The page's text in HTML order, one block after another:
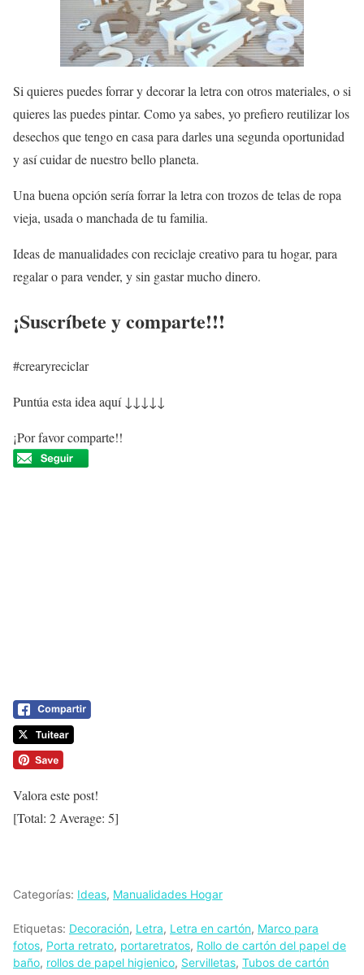
Si quieres puedes forrar y decorar la letra con otros materiales, o si
quieres las puedes pintar. Como ya sabes, yo prefiero reutilizar los
desechos que tengo en casa para darles una segunda oportunidad
y así cuidar de nuestro bello planeta.
Una buena opción sería forrar la letra con trozos de telas de ropa
vieja, usada o manchada de tu familia.
Ideas de manualidades con reciclaje creativo para tu hogar, para
regalar o para vender, y sin gastar mucho dinero.
¡Suscríbete y comparte!!!
#crearyreciclar
Puntúa esta idea aquí ↓↓↓↓↓
¡Por favor comparte!!
Valora este post!
[Total: 2 Average: 5]
Categorías: Ideas, Manualidades Hogar
Etiquetas: Decoración, Letra, Letra en cartón, Marco para
fotos, Porta retrato, portaretratos, Rollo de cartón del papel de
baño, rollos de papel higienico, Servilletas, Tubos de cartón